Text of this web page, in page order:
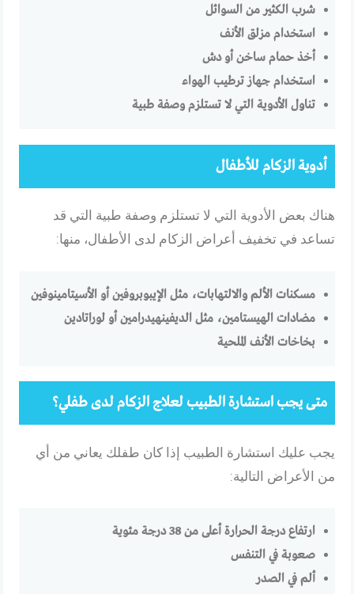
شرب الكثير من السوائل
استخدام مزلق الأنف
أخذ حمام ساخن أو دش
استخدام جهاز ترطيب الهواء
تناول الأدوية التي لا تستلزم وصفة طبية
أدوية الزكام للأطفال
هناك بعض الأدوية التي لا تستلزم وصفة طبية التي قد
تساعد في تخفيف أعراض الزكام لدى الأطفال، منها:
مسكنات الألم والالتهابات، مثل الإيبوبروفين أو الأسيتامينوفين
مضادات الهيستامين، مثل الديفينهيدرامين أو لوراتادين
بخاخات الأنف الملحية
متى يجب استشارة الطبيب لعلاج الزكام لدى طفلي؟
يجب عليك استشارة الطبيب إذا كان طفلك يعاني من أي
من الأعراض التالية:
ارتفاع درجة الحرارة أعلى من 38 درجة مئوية
صعوبة في التنفس
ألم في الصدر